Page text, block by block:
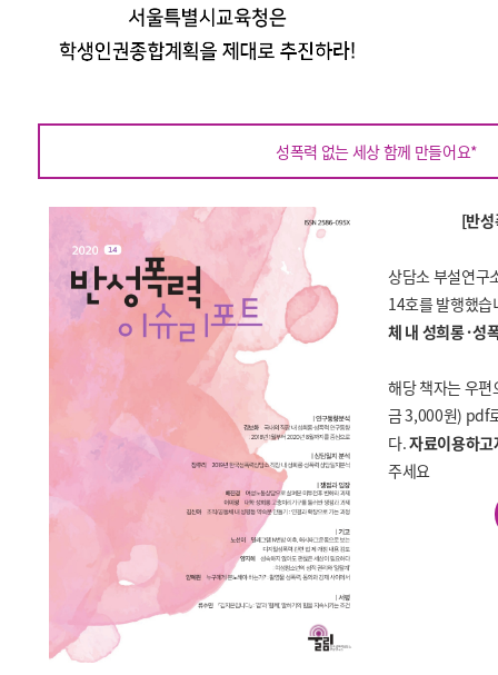
성폭력 없는 세상 함께 만들어요*
[반
상담소 부설연구
14호를 발행했습
체 내 성희롱·성
해당 책자는 우
금 3,000원) pdf
다.자료이용하고
주세요